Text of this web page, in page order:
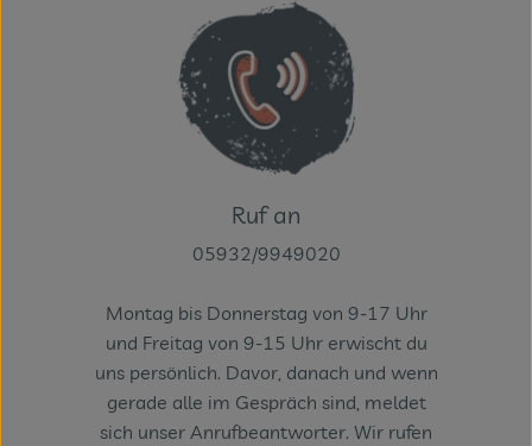
Ruf an
05932/9949020
Montag bis Donnerstag von 9-17 Uhr
und Freitag von 9-15 Uhr erwischt du
uns persönlich. Davor, danach und wenn
gerade alle im Gespräch sind, meldet
sich unser Anrufbeantworter. Wir rufen